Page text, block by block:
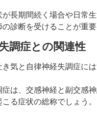
が長期間続く場合や日常
診断を受けることが重要
調症との関連性
き気と自律神経失調症に
症は、交感神経と副交感
る症状の総称でしょう。